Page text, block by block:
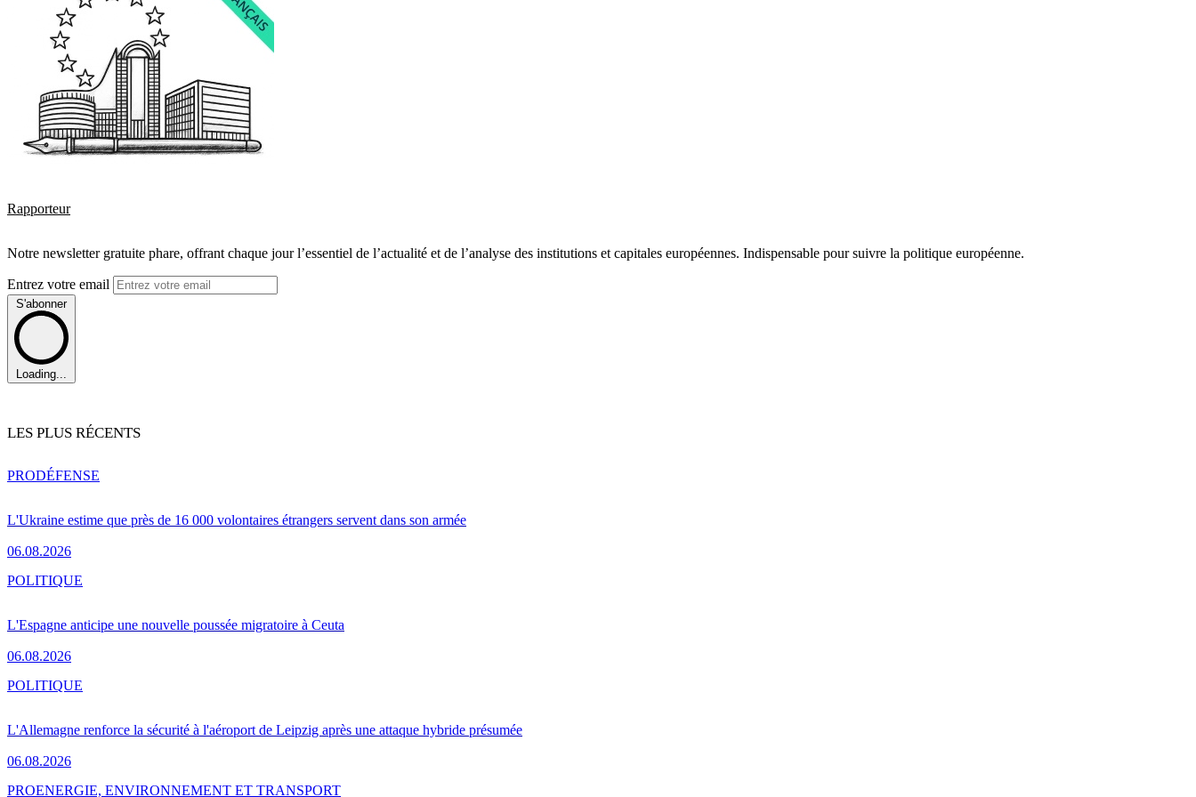
Rapporteur
Notre newsletter gratuite phare, offrant chaque jour l’essentiel de l’actualité et de l’analyse des institutions et capitales européennes. Indispensable pour suivre la politique européenne.
Entrez votre email
S'abonner
Loading...
LES PLUS RÉCENTS
L'Ukraine estime que près de 16 000 volontaires étrangers servent dans son armée
06.08.2026
PRODÉFENSE
L'Espagne anticipe une nouvelle poussée migratoire à Ceuta
06.08.2026
POLITIQUE
L'Allemagne renforce la sécurité à l'aéroport de Leipzig après une attaque hybride présumée
06.08.2026
POLITIQUE
PROENERGIE, ENVIRONNEMENT ET TRANSPORT